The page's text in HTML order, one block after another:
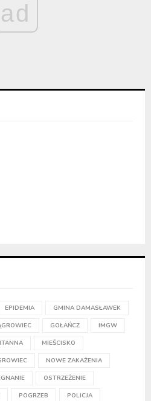
ad
EPIDEMIA GMINA DAMASŁAWEK
GOŁAŃCZ IMGW
MIEŚCISKO
NOWE ZAKAŻENIA
OSTRZEŻENIE
POGRZEB POLICJA